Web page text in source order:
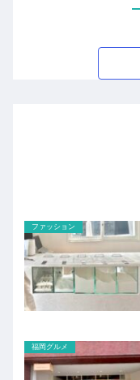
ファッション
福岡グルメ